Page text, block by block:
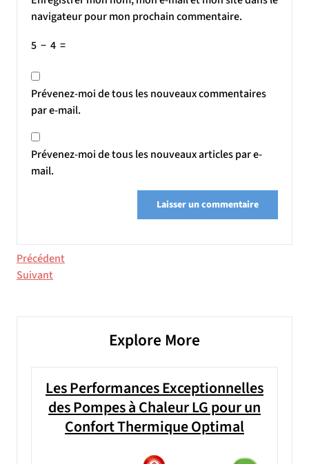
navigateur pour mon prochain commentaire.
5 − 4 =
Prévenez-moi de tous les nouveaux commentaires
par e-mail.
Prévenez-moi de tous les nouveaux articles par e-
mail.
Navigation
de
Article
précédent
Précédent
Article
Suivant
Explore More
Les Performances Exceptionnelles
des Pompes à Chaleur LG pour un
Confort Thermique Optimal